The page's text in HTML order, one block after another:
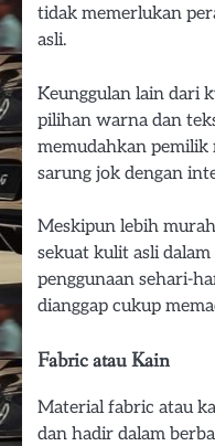
tidak memerlukan
asli.
Keunggulan lain dari
pilihan warna dan
memudahkan
sarung jok dengan
Meskipun lebih
sekuat kulit asli
penggunaan sehari-
dianggap cukup
Fabric atau Kain
Material fabric atau
dan hadir dalam